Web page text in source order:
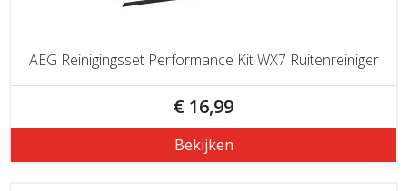
AEG Reinigingsset Performance Kit WX7 Ruitenreiniger
€ 16,99
Bekijken